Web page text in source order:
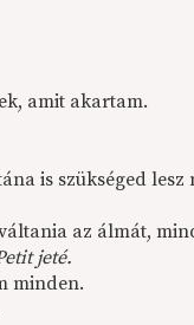
amit akartam.
is szükséged
az álmát,
jeté.
minden.